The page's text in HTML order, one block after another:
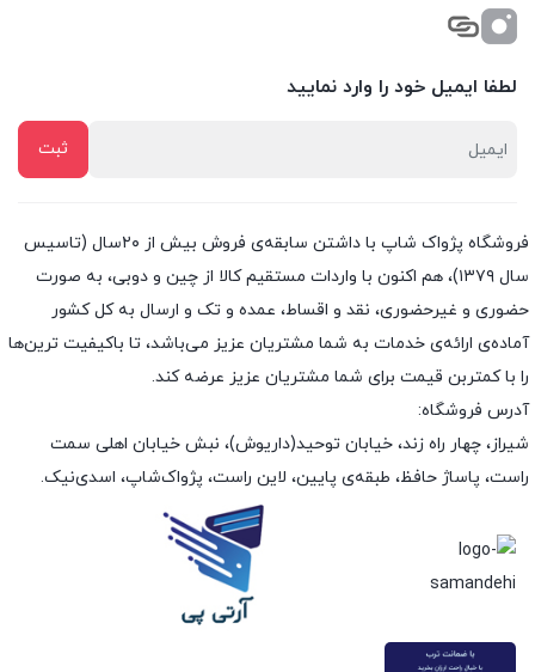
لطفا ایمیل خود را وارد نمایید
فروشگاه پژواک شاپ با داشتن سابقه‌ی فروش بیش از ۲۰سال (تاسیس
سال ۱۳۷۹)، هم اکنون با واردات مستقیم کالا از چین و دوبی، به صورت
حضوری و غیرحضوری، نقد و اقساط، عمده و تک و ارسال به کل کشور
آماده‌ی ارائه‌ی خدمات به شما مشتریان عزیز می‌باشد، تا باکیفیت ترین‌ها
را با کمتربن قیمت برای شما مشتریان عزیز عرضه کند.
آدرس فروشگاه:
شیراز، چهار راه زند، خیابان توحید(داریوش)، نبش خیابان اهلی سمت
راست، پاساژ حافظ، طبقه‌ی پایین، لاین راست، پژواک‌شاپ، اسدی‌نیک.